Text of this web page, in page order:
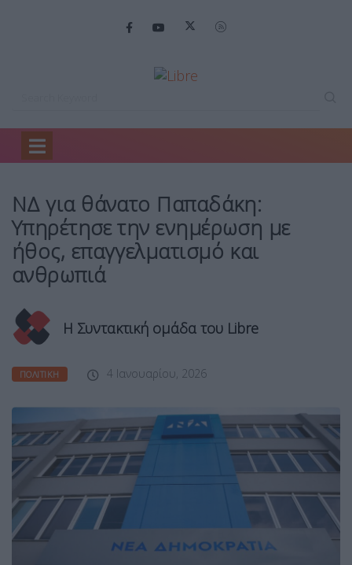
Home
ΝΔ για θάνατο Παπαδάκη:
Υπηρέτησε την ενημέρωση με
ήθος, επαγγελματισμό και
ανθρωπιά
Η Συντακτική ομάδα του Libre
ΠΟΛΙΤΙΚΉ 4 Ιανουαρίου, 2026